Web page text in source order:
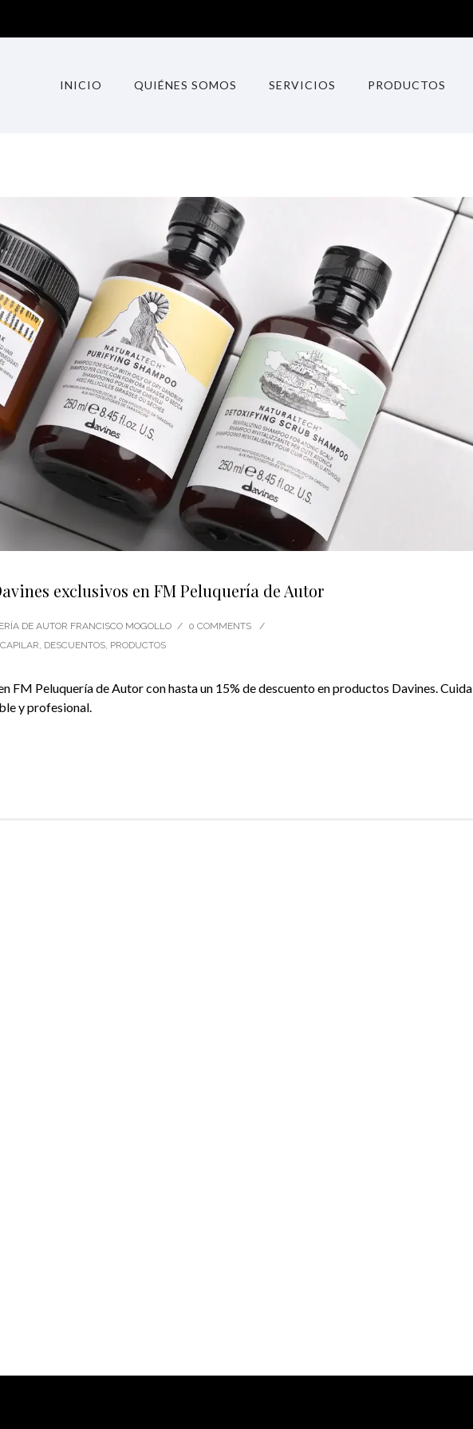
INICIO QUIÉNES SOMOS SERVICIOS PRODUCTOS
exclusivos en FM Peluquería de Autor
DE AUTOR FRANCISCO MOGOLLO / 0 COMMENTS
/
, DESCUENTOS, PRODUCTOS
FM Peluquería de Autor con hasta un 15% de descuento en productos Davines. Cuida
y profesional.